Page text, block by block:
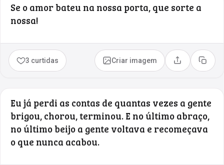
Se o amor bateu na nossa porta, que sorte a
nossa!
3 curtidas Criar imagem Compartilhar
Copiar
Eu já perdi as contas de quantas vezes a gente
brigou, chorou, terminou. E no último abraço,
no último beijo a gente voltava e recomeçava
o que nunca acabou.